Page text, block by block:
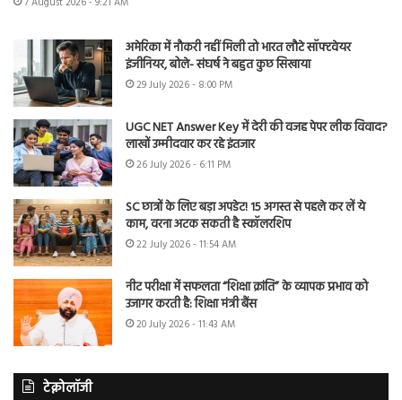
अमेरिका में नौकरी नहीं मिली तो भारत लौटे सॉफ्टवेयर
इंजीनियर, बोले- संघर्ष ने बहुत कुछ सिखाया
29 July 2026 - 8:00 PM
UGC NET Answer Key में देरी की वजह पेपर लीक विवाद?
लाखों उम्मीदवार कर रहे इंतजार
26 July 2026 - 6:11 PM
SC छात्रों के लिए बड़ा अपडेट! 15 अगस्त से पहले कर लें ये
काम, वरना अटक सकती है स्कॉलरशिप
22 July 2026 - 11:54 AM
नीट परीक्षा में सफलता “शिक्षा क्रांति” के व्यापक प्रभाव को
उजागर करती है: शिक्षा मंत्री बैंस
20 July 2026 - 11:43 AM
टेक्नोलॉजी